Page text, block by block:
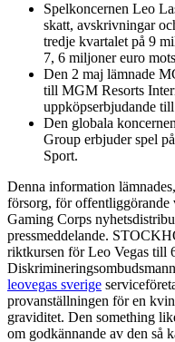
Spelkoncernen Leo
skatt, avskrivningar
tredje kvartalet på 9
7, 6 miljoner euro
Den 2 maj lämnade
till MGM Resorts
uppköpserbjudande
Den globala
Group erbjuder spel
Sport.
Denna information
försorg, för offentliggörande
Gaming Corps
pressmeddelande.
riktkursen för Leo Vegas till
leovegas sverige
provanställningen för en
graviditet. Den something
om godkännande av den så